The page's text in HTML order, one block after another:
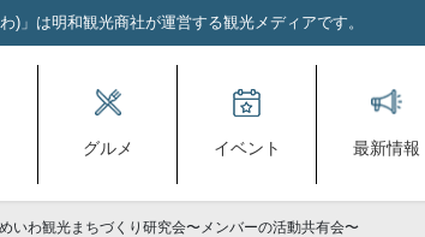
」は明和観光商社が運営する観光メディアです。
グルメ イベント 最新情報
いわ観光まちづくり研究会〜メンバーの活動共有会〜